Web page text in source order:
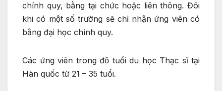
chính quy, bằng tại chức hoặc liên thông. Đôi
khi có một số trường sẽ chỉ nhận ứng viên có
bằng đại học chính quy.
Các ứng viên trong độ tuổi du học Thạc sĩ tại
Hàn quốc từ 21 – 35 tuổi.